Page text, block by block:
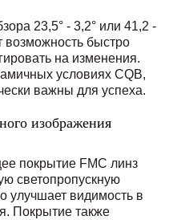
23,5° - 3,2° или 41,2 -
возможность быстро
на изменения.
условиях CQB,
важны для успеха.
изображения
покрытие FMC линз
светопропускную
улучшает видимость в
Покрытие также